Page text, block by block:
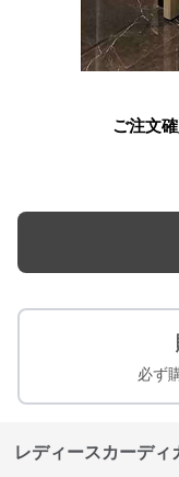
ご注文
必ず
レディースカーディ